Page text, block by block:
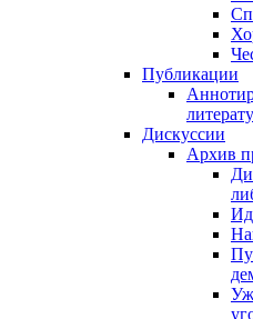
Публикации
Дискуссии
Архив